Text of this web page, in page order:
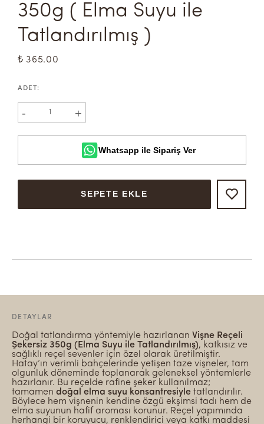
350g ( Elma Suyu ile
Tatlandırılmış )
₺ 365.00
ADET:
- 1 +
Whatsapp ile Sipariş Ver
SEPETE EKLE
DETAYLAR
Doğal tatlandırma yöntemiyle hazırlanan Vişne Reçeli
Şekersiz 350g (Elma Suyu ile Tatlandırılmış), katkısız ve
sağlıklı reçel sevenler için özel olarak üretilmiştir.
Hatay’ın verimli bahçelerinde yetişen taze vişneler, tam
olgunluk döneminde toplanarak geleneksel yöntemlerle
hazırlanır. Bu reçelde rafine şeker kullanılmaz;
tamamen doğal elma suyu konsantresiyle tatlandırılır.
Böylece hem vişnenin kendine özgü ekşimsi tadı hem de
elma suyunun hafif aroması korunur. Reçel yapımında
herhangi bir koruyucu, renklendirici veya katkı maddesi